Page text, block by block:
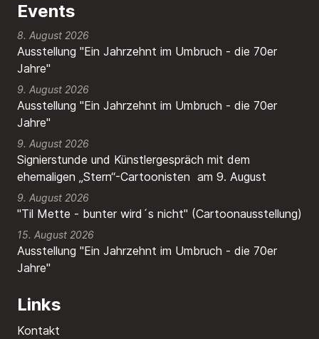
Events
8. August 2026
Ausstellung "Ein Jahrzehnt im Umbruch - die 70er
Jahre"
9. August 2026
Ausstellung "Ein Jahrzehnt im Umbruch - die 70er
Jahre"
9. August 2026
Signierstunde und Künstlergespräch mit dem
ehemaligen „Stern“-Cartoonisten am 9. August
9. August 2026
"Til Mette - bunter wird´s nicht" (Cartoonausstellung)
15. August 2026
Ausstellung "Ein Jahrzehnt im Umbruch - die 70er
Jahre"
Links
Kontakt